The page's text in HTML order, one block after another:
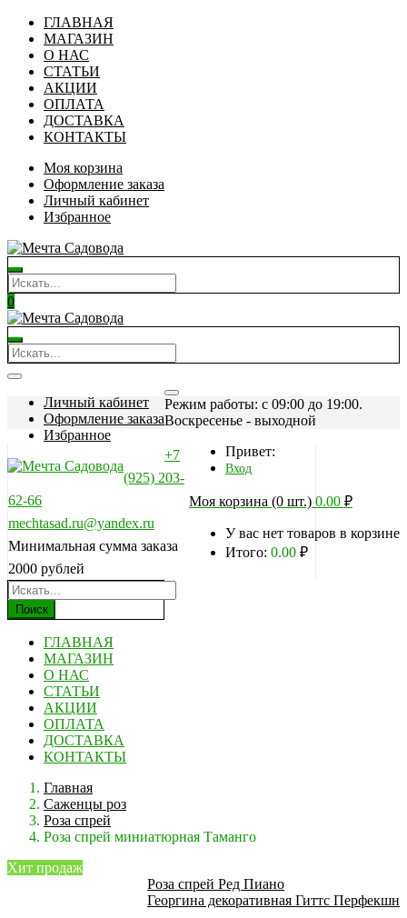
ГЛАВНАЯ
МАГАЗИН
О НАС
СТАТЬИ
АКЦИИ
ОПЛАТА
ДОСТАВКА
КОНТАКТЫ
Моя корзина
Оформление заказа
Личный кабинет
Избранное
0
Личный кабинет
Оформление заказа
Избранное
Режим работы: c 09:00 до 19:00.
Воскресенье - выходной
Привет:
Вход
Моя корзина (0 шт.) 0.00 ₽
У вас нет товаров в корзине
Итого: 0.00 ₽
+7
(925) 203-
62-66
mechtasad.ru@yandex.ru
Минимальная сумма заказа
2000 рублей
Поиск
ГЛАВНАЯ
МАГАЗИН
О НАС
СТАТЬИ
АКЦИИ
ОПЛАТА
ДОСТАВКА
КОНТАКТЫ
Главная
Саженцы роз
Роза спрей
Роза спрей миниатюрная Таманго
Роза спрей Ред Пиано
Георгина декоративная Гиттс Перфекшн
Хит продаж